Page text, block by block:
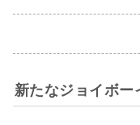
新たなジョイボー